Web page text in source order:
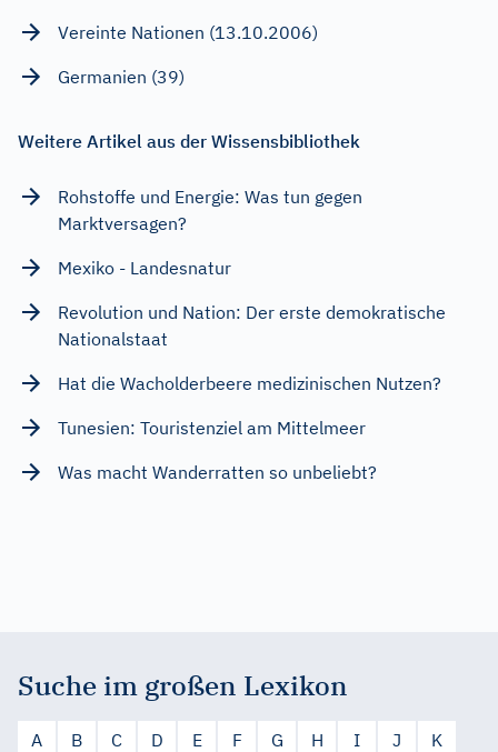
Vereinte Nationen (13.10.2006)
Germanien (39)
Weitere Artikel aus der Wissensbibliothek
Rohstoffe und Energie: Was tun gegen
Marktversagen?
Mexiko - Landesnatur
Revolution und Nation: Der erste demokratische
Nationalstaat
Hat die Wacholderbeere medizinischen Nutzen?
Tunesien: Touristenziel am Mittelmeer
Was macht Wanderratten so unbeliebt?
Suche im großen Lexikon
A B C D E F G H I J
K